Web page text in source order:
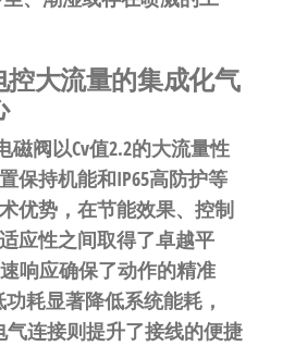
大流量的集成化气
磁阀以Cv值2.2的大流量性
保持机能和IP65高防护等
优势，在节能效果、控制
应性之间取得了卓越平
响应确保了动作的精准
功耗显著降低系统能耗，
气连接则提升了接线的便捷